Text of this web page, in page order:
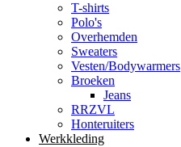
T-shirts
Polo's
Overhemden
Sweaters
Vesten/Bodywarmers
Broeken
Jeans
RRZVL
Honteruiters
Werkkleding